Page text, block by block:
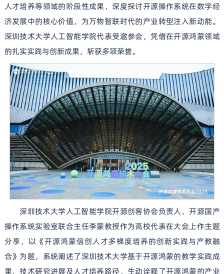
人才培养等领域的阶段性成果，深度探讨开源操作系统在数字经
济发展中的核心价值，为万物智联时代的产业转型注入新动能。
深圳技术大学人工智能学院代表受邀参会，凭借在开源鸿蒙领域
的扎实实践与创新成果，斩获多项荣誉。
深圳技术大学人工智能学院开源创客协会负责人、开源国产
操作系统实验室联合主任李蒙教授作为高校代表在大会上作主题
分享，以《开源鸿蒙信创人才多梯度培养的创新实践与产教融
合》为题，系统阐述了深圳技术大学基于开源鸿蒙的教学实践成
果、技术研究进展及人才培养路径，生动诠释了开源鸿蒙的产业